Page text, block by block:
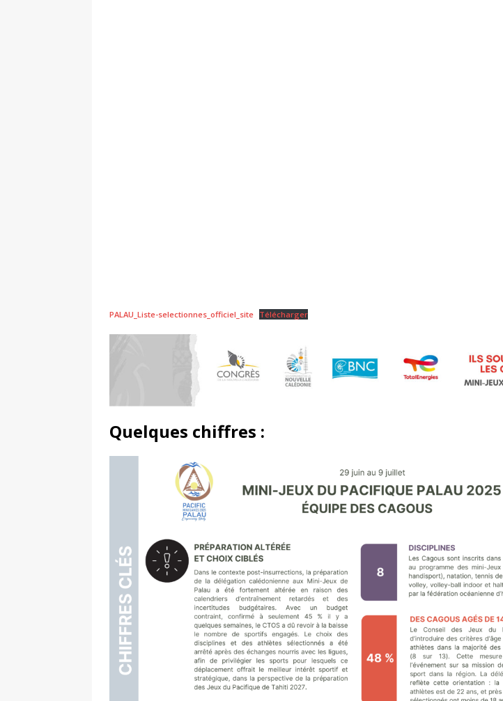
PALAU_Liste-selectionnes_officiel_site Télécharger
Quelques chiffres :